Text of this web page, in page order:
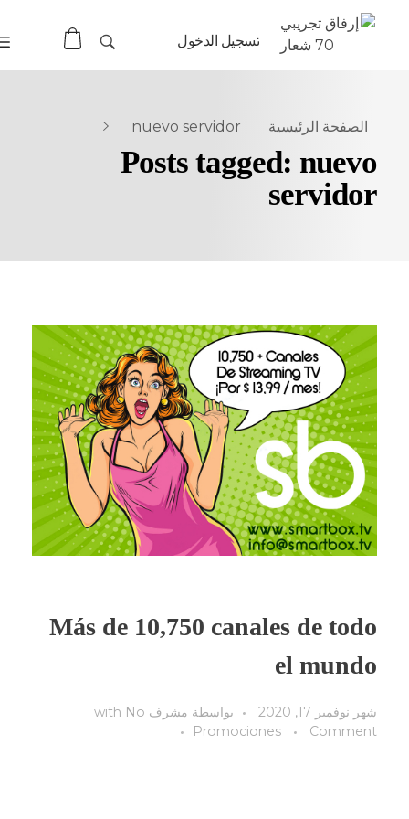
تسجيل الدخول
الصفحة الرئيسية nuevo servidor
Posts tagged: nuevo
servidor
Más de 10,750 canales de todo
el mundo
شهر نوفمبر 17, 2020 بواسطة مشرف with No
Comment
Promociones